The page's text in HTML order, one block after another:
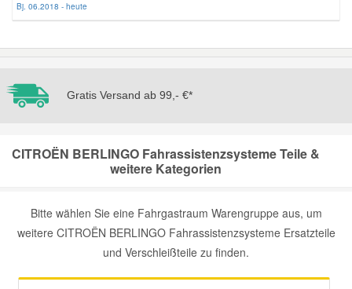
Bj. 06.2018 - heute
Gratis Versand ab 99,- €*
CITROËN BERLINGO Fahrassistenzsysteme Teile &
weitere Kategorien
Bitte wählen Sie eine Fahrgastraum Warengruppe aus, um
weitere CITROËN BERLINGO Fahrassistenzsysteme Ersatzteile
und Verschleißteile zu finden.
Lancia Ersatzteile
Mazda Ersatzteile
Mercedes Ersatzteile
Mini Ersatzteile
Nissan Ersatzteile
Porsche Ersatzteile